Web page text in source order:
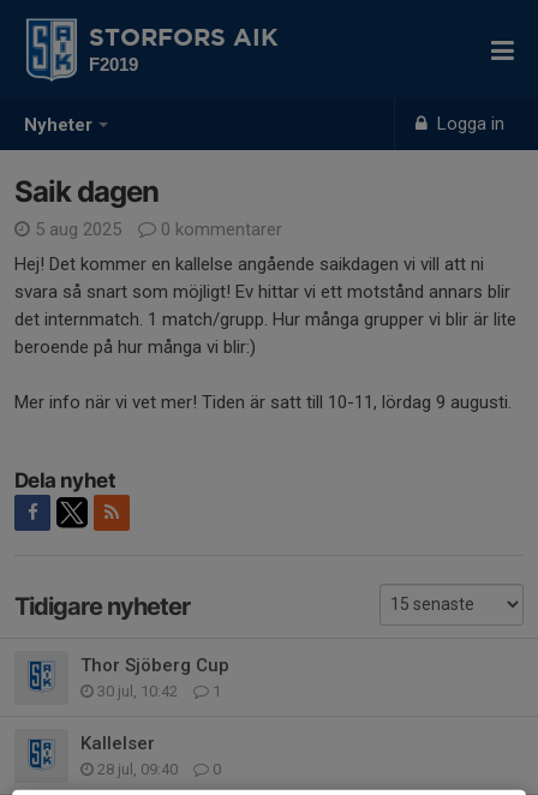
Nyheter Logga in
STORFORS AIK
F2019
Saik dagen
5 aug 2025
0 kommentarer
Hej! Det kommer en kallelse angående saikdagen vi vill att ni
svara så snart som möjligt! Ev hittar vi ett motstånd annars blir
det internmatch. 1 match/grupp. Hur många grupper vi blir är lite
beroende på hur många vi blir:)
Mer info när vi vet mer! Tiden är satt till 10-11, lördag 9 augusti.
Dela nyhet
Tidigare nyheter
Thor Sjöberg Cup
30 jul, 10:42 1
Kallelser
28 jul, 09:40 0